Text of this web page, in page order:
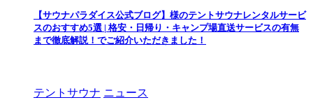
【サウナパラダイス公式ブログ】様のテントサウナレンタルサービ
スのおすすめ5選 | 格安・日帰り・キャンプ場直送サービスの有無
まで徹底解説！でご紹介いただきました！
テントサウナ ニュース